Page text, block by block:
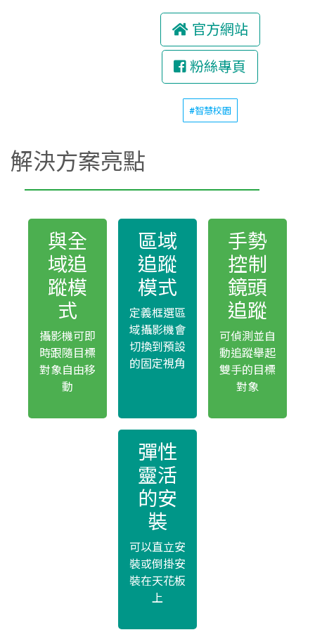
官方網站
粉絲專頁
#智慧校園
解決方案亮點
與全
域追
蹤模
式
攝影機可即
時跟隨目標
對象自由移
動
區域
追蹤
模式
定義框選區
域攝影機會
切換到預設
的固定視角
手勢
控制
鏡頭
追蹤
可偵測並自
動追蹤舉起
雙手的目標
對象
彈性
靈活
的安
裝
可以直立安
裝或倒掛安
裝在天花板
上